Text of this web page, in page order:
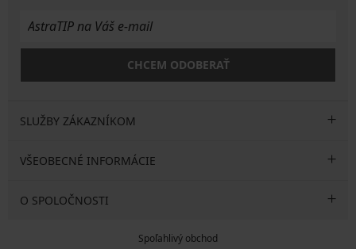
CHCEM ODOBERAŤ
SLUŽBY ZÁKAZNÍKOM
VŠEOBECNÉ INFORMÁCIE
O SPOLOČNOSTI
Spoľahlivý obchod